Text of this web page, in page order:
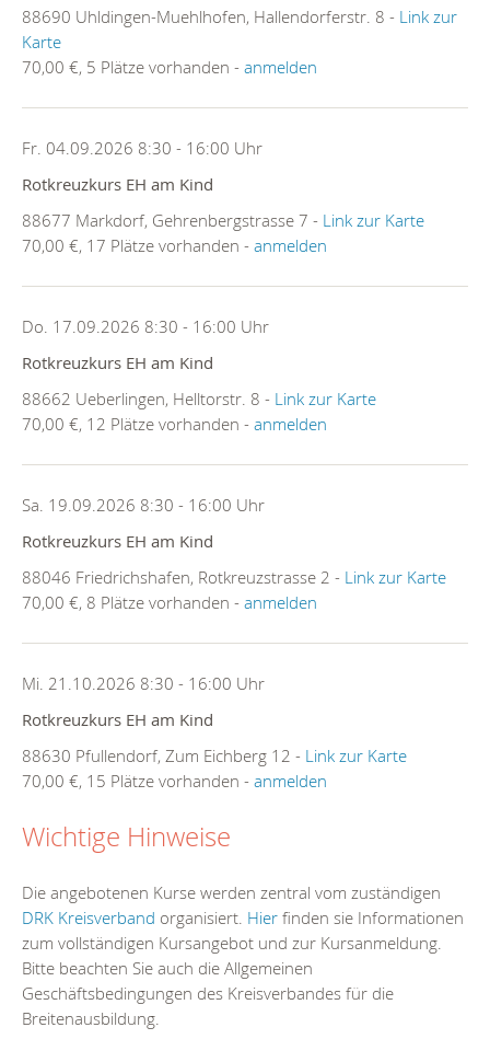
88690 Uhldingen-Muehlhofen, Hallendorferstr. 8 - Link zur
Karte
70,00 €, 5 Plätze vorhanden - anmelden
Fr. 04.09.2026 8:30 - 16:00 Uhr
Rotkreuzkurs EH am Kind
88677 Markdorf, Gehrenbergstrasse 7 - Link zur Karte
70,00 €, 17 Plätze vorhanden - anmelden
Do. 17.09.2026 8:30 - 16:00 Uhr
Rotkreuzkurs EH am Kind
88662 Ueberlingen, Helltorstr. 8 - Link zur Karte
70,00 €, 12 Plätze vorhanden - anmelden
Sa. 19.09.2026 8:30 - 16:00 Uhr
Rotkreuzkurs EH am Kind
88046 Friedrichshafen, Rotkreuzstrasse 2 - Link zur Karte
70,00 €, 8 Plätze vorhanden - anmelden
Mi. 21.10.2026 8:30 - 16:00 Uhr
Rotkreuzkurs EH am Kind
88630 Pfullendorf, Zum Eichberg 12 - Link zur Karte
70,00 €, 15 Plätze vorhanden - anmelden
Wichtige Hinweise
Die angebotenen Kurse werden zentral vom zuständigen
DRK Kreisverband organisiert. Hier finden sie Informationen
zum vollständigen Kursangebot und zur Kursanmeldung.
Bitte beachten Sie auch die Allgemeinen
Geschäftsbedingungen des Kreisverbandes für die
Breitenausbildung.